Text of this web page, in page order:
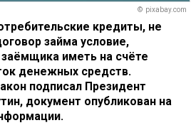
© pixabay.com
кредиты, не
займа условие,
иметь на счёте
денежных средств.
подписал Президент
документ опубликован на